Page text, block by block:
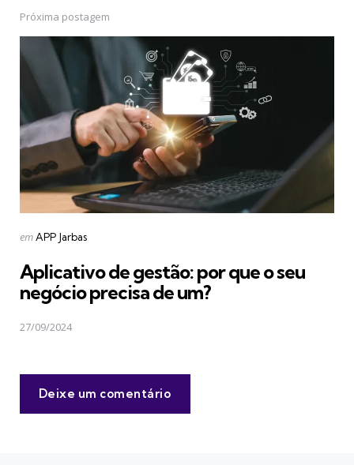
Próxima postagem
Postado
emAPP Jarbas
Aplicativo de gestão: por que o seu
negócio precisa de um?
27/09/2024
Deixe um comentário